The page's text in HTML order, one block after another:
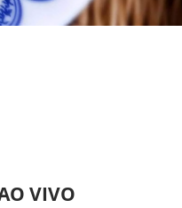
VIVO